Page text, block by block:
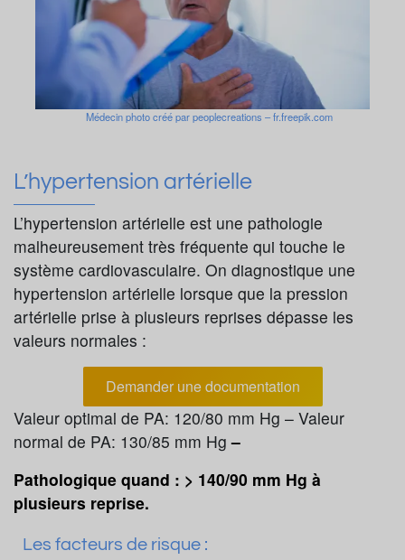
Médecin photo créé par peoplecreations – fr.freepik.com
L’hypertension artérielle
L’hypertension artérielle est une pathologie
malheureusement très fréquente qui touche le
système cardiovasculaire. On diagnostique une
hypertension artérielle lorsque que la pression
artérielle prise à plusieurs reprises dépasse les
valeurs normales :
Demander une documentation
Valeur optimal de PA: 120/80 mm Hg – Valeur
normal de PA: 130/85 mm Hg–
Pathologique quand : > 140/90 mm Hg à
plusieurs reprise.
Les facteurs de risque :